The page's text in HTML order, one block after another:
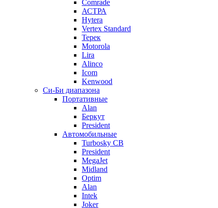
Comrade
АСТРА
Hytera
Vertex Standard
Терек
Motorola
Lira
Alinco
Icom
Kenwood
Си-Би диапазона
Портативные
Alan
Беркут
President
Автомобильные
Turbosky CB
President
MegaJet
Midland
Optim
Alan
Intek
Joker